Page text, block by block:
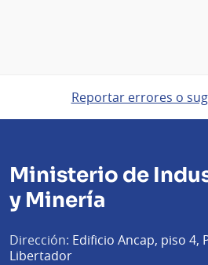
Reportar errores o
Ministerio de
y Minería
Dirección: Edificio Ancap, piso 4,
Libertador